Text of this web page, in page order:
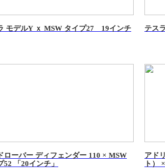
モデルY ｘ MSW タイプ27 19インチ テス
ローバー ディフェンダー 110 × MSW
52 「20インチ」
アド
ト）